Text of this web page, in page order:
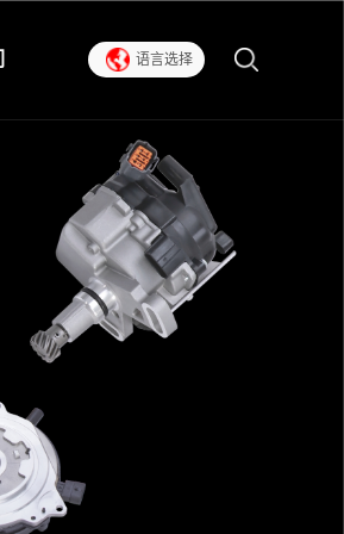
语言选择